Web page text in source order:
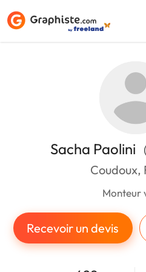
Sacha Paolini
Coudoux,
Monteur
Recevoir un devis